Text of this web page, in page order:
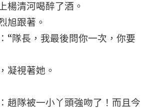
楊清河喝醉了酒。
旭跟著。
“隊長，我最後問你一次，你要
凝視著她。
趙隊被一小丫頭強吻了！而且今